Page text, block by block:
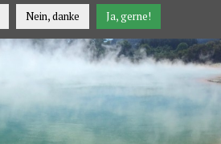
Nein, danke Ja, gerne!